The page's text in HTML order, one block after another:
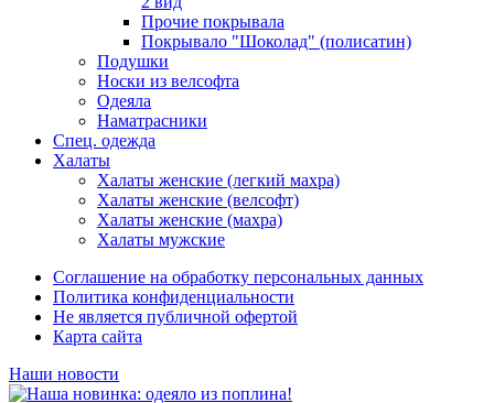
Прочие покрывала
Покрывало "Шоколад" (полисатин)
Подушки
Носки из велсофта
Одеяла
Наматрасники
Спец. одежда
Халаты
Халаты женские (легкий махра)
Халаты женские (велсофт)
Халаты женские (махра)
Халаты мужские
Соглашение на обработку персональных данных
Политика конфиденциальности
Не является публичной офертой
Карта сайта
Наши новости